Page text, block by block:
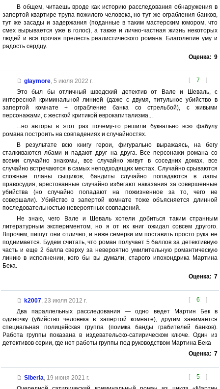
В общем, читаешь вроде как историю расследования обнаружения в
запертой квартире трупа пожилого человека, но тут же ограбления банков,
тут же засады и задержания (поданные в таким мастерским юмором, что
смех вырывается уже в голос), а также и лично-частная жизнь некоторых
людей и вся прочая прелесть реалистического романа. Благолепие уму и
радость сердцу.
Оценка: 9
[ 7 ]
glaymore, 5 июля 2022 г.
Это был бы отличный шведский детектив от Вале и Шеваль, с
интересной криминальной линией (даже с двумя, титульное убийство в
запертой комнате + ограбление банка со стрельбой), с живыми
персонажами, с жесткой критикой еврокапитализма...
...но авторы в этот раз почему-то решили буквально всю фабулу
романа построить на совпадениях и случайностях.
В результате всю книгу герои, фигурально выражаясь, на бегу
сталкиваются лбами и падают друг на друга. Все персонажи романа со
всеми случайно знакомы, все случайно живут в соседних домах, все
случайно встречаются в самых неподходящих местах. Случайно срываются
сложные планы сыщиков, бандиты случайно попадаются в лапы
правосудия, арестованные случайно избегают наказания за совершенные
убийства (но случайно попадают на пожизненное за то, чего не
совершали). Убийство в запертой комнате тоже объясняется длинной
последовательностью невероятных совпадений.
Не знаю, чего Вале и Шеваль хотели добиться таким странным
литературным экспериментом, но я от их книг ожидал совсем другого.
Впрочем, пишут они отлично, и ниже семерки им поставить просто рука не
поднимается. Будем считать, что роман получает 5 баллов за детективную
часть и еще 2 балла сверху за невероятно умилительную романтическую
линию в исполнении, кого бы вы думали, старого ипохондрика Мартина
Бека.
Оценка: 7
[ 6 ]
k2007, 23 июля 2012 г.
Два параллельных расследования — одно ведет Мартин Бек в
одиночку (убийство человека в запертой комнате), другим занимается
специальная полицейская группа (поимка банды грабителей банков).
Работа группы показана в издевательско-сатирическом ключе. Один из
детективов серии, где нет работы группы под руководством Мартина Бека
Оценка: 7
[ 5 ]
Siberia 19 июня 2021 г.